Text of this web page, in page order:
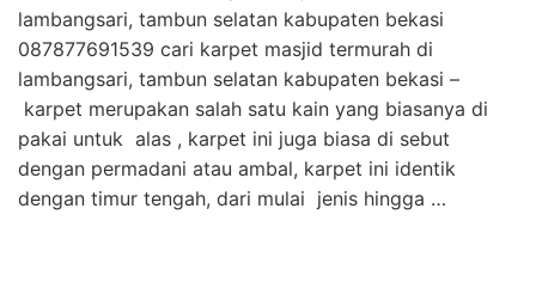
lambangsari, tambun selatan kabupaten bekasi
087877691539 cari karpet masjid termurah di
lambangsari, tambun selatan kabupaten bekasi –
karpet merupakan salah satu kain yang biasanya di
pakai untuk alas , karpet ini juga biasa di sebut
dengan permadani atau ambal, karpet ini identik
dengan timur tengah, dari mulai jenis hingga …